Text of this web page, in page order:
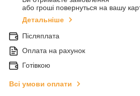
або гроші повернуться на вашу
Детальніше
Післяплата
Оплата на рахунок
Готівкою
Всі умови оплати